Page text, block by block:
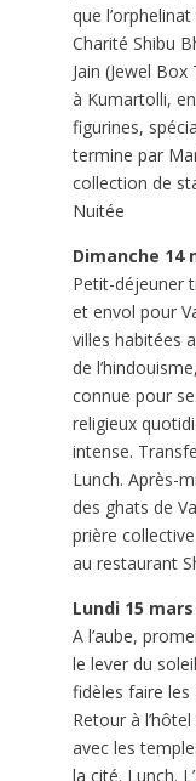
que
Charité Shibu
Jain (Jewel
à Kumartolli,
figurines,
termine par
collection de
Nuitée
Dimanche 14
Petit-déjeuner
et envol pour
villes habitées
de
connue pour
religieux
intense.
Lunch. Après-
des ghats de
prière
au restaurant
Lundi 15
A l’aube,
le lever du
fidèles faire les
Retour à
avec les
la cité. Lunch.